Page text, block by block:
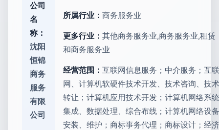
公司
名
称：
沈阳
恒锦
商务
服务
有限
公司
所属行业： 商务服务业
更多行业： 其他商务服务业,商务服务业,租赁
和商务服务业
经营范围： 互联网信息服务；中介服务；互联
网、计算机软硬件技术开发、技术咨询、技术
转让；计算机应用技术开发；计算机网络系统
集成、数据处理、综合布线；计算机网络设备
安装、维护；商标事务代理；商标设计；经济